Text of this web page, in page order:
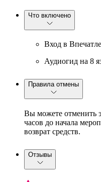
Что включено
Вход в
Аудиогид на 8
Правила отмены
Вы можете отменить
часов до начала
возврат средств.
Отзывы